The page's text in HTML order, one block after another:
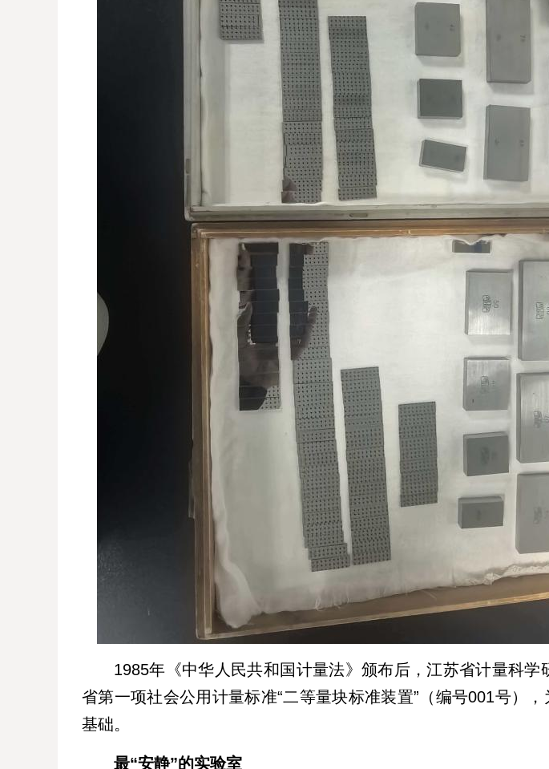
1985年《中华人民共和国计量法》颁布后，江苏省计量科学
省第一项社会公用计量标准“二等量块标准装置”（编号001号）
基础。
最“安静”的实验室